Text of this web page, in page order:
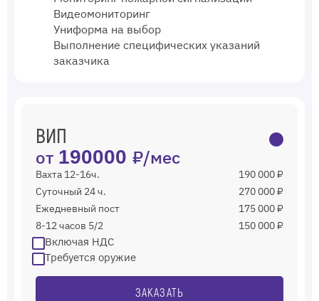
Видеомониторинг
Униформа на выбор
Выполнение специфических указаний
заказчика
ВИП
от 190000 ₽/мес
Вахта 12-16ч.
190 000 ₽
Суточный 24 ч.
270 000 ₽
Ежедневный пост
175 000 ₽
8-12 часов 5/2
150 000 ₽
Включая НДС
Требуется оружие
ЗАКАЗАТЬ